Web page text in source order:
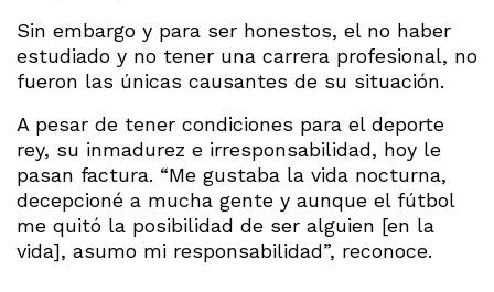
Sin embargo y para ser honestos, el no haber
estudiado y no tener una carrera profesional, no
fueron las únicas causantes de su situación.
A pesar de tener condiciones para el deporte
rey, su inmadurez e irresponsabilidad, hoy le
pasan factura. “Me gustaba la vida nocturna,
decepcioné a mucha gente y aunque el fútbol
me quitó la posibilidad de ser alguien [en la
vida], asumo mi responsabilidad”, reconoce.